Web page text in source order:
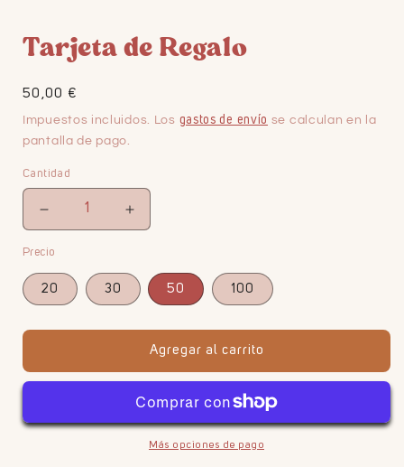
una
ventana
Tarjeta de Regalo
Precio
habitual
50,00 €
Impuestos incluidos. Los gastos de envío se calculan en la
pantalla de pago.
Cantidad
Reducir
para
Tarjeta
de
Aumentar
Tarjeta
de
Precio
20 30 50 100
Agregar al carrito
Más opciones de pago